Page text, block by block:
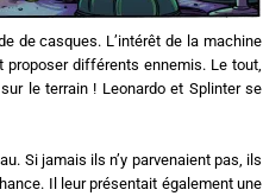
de casques. L’intérêt de la machine
proposer différents ennemis. Le tout,
le terrain ! Leonardo et Splinter se
Si jamais ils n’y parvenaient pas, ils
Il leur présentait également une